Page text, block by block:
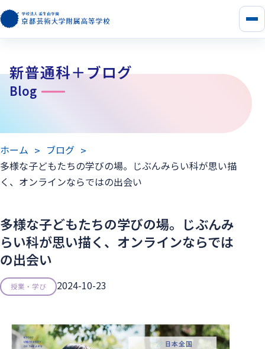
メ
ニ
く
新普通科＋ブログ
Blog
ホーム
ブログ
多様な子どもたちの学びの場。じぶんみらい科が思い描
く、オンラインならではの出会い
多様な子どもたちの学びの場。じぶんみ
らい科が思い描く、オンラインならでは
の出会い
授業・学び 2024-10-23